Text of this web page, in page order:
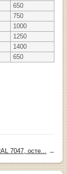
650
750
1000
1250
1400
650
7047, осте... →